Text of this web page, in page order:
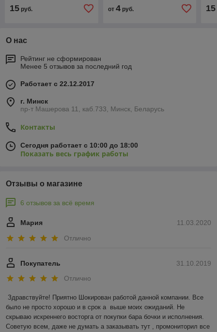
15 руб. от 4руб. 15
О нас
Рейтинг не сформирован
Менее 5 отзывов за последний год
Работает с 22.12.2017
г. Минск
пр-т Машерова 11, каб.733, Минск, Беларусь
Контакты
Сегодня работает с 10:00 до 18:00
Показать весь график работы
Отзывы о магазине
6 отзывов за всё время
11.03.2020
Мария
Отлично
31.10.2019
Покупатель
Отлично
Здравствуйте! Приятно Шокирован работой данной компании. Все
было не просто хорошо и в срок а  выше моих ожиданий. Не
скрываю искреннего восторга от покупки бара бочки и исполнения.
Советую всем, даже не думать а заказывать тут , промониторил все